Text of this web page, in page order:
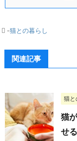
-猫との暮らし
関連記事
猫と
猫
せ